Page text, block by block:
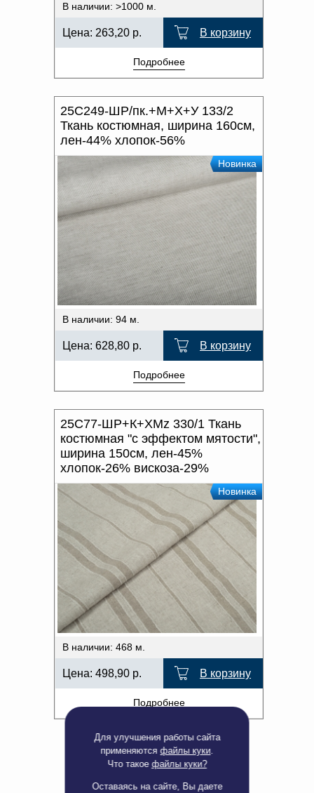
Для улучшения работы сайта
применяютсяфайлы куки.
Что такое файлы куки?
Оставаясь на сайте, Вы даете
В наличии: >1000 м.
Цена: 263,20 р. В корзину
Подробнее
25С249-ШР/пк.+М+Х+У 133/2
Ткань костюмная, ширина 160см,
лен-44% хлопок-56%
Новинка
В наличии: 94 м.
Цена: 628,80 р. В корзину
Подробнее
25С77-ШР+К+ХМz 330/1 Ткань
костюмная "с эффектом мятости",
ширина 150см, лен-45%
хлопок-26% вискоза-29%
Новинка
В наличии: 468 м.
Цена: 498,90 р. В корзину
Подробнее